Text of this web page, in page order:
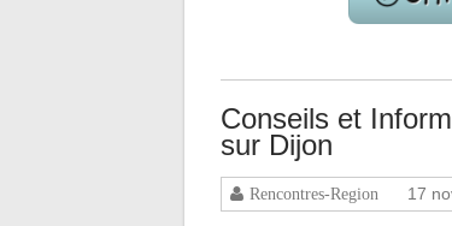
Conseils et
sur Dijon
Rencontres-Region 17